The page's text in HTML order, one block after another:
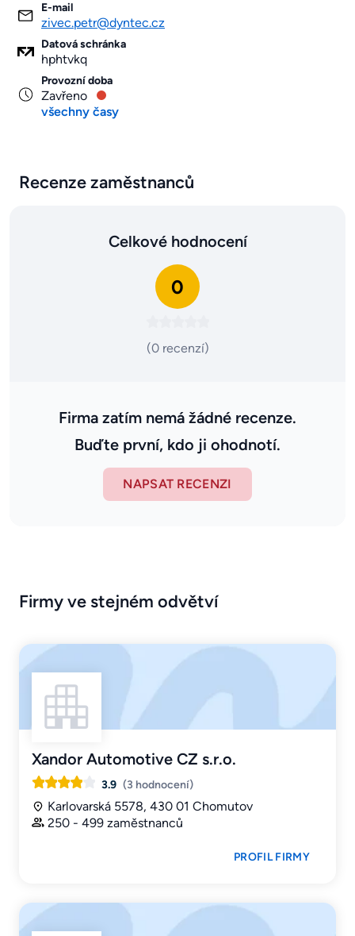
E-mail
zivec.petr@dyntec.cz
Datová schránka
hphtvkq
Provozní doba
Zavřeno
všechny časy
Recenze zaměstnanců
Celkové hodnocení
0
(0 recenzí)
Firma zatím nemá žádné recenze.
Buďte první, kdo ji ohodnotí.
NAPSAT RECENZI
Firmy ve stejném odvětví
Xandor Automotive CZ s.r.o.
3.9 (3 hodnocení)
Karlovarská 5578, 430 01 Chomutov
250 - 499 zaměstnanců
PROFIL FIRMY